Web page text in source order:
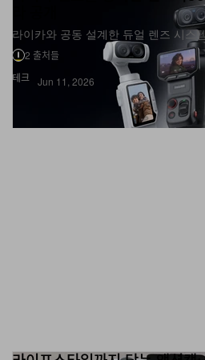
테크
라이카와 공동 설계한 듀얼 렌즈 시스
2 출처들
Jun 11, 2026
Arctic White 번들 전격 공개